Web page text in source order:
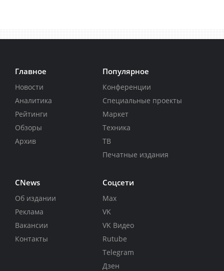
Главное
Новости
Аналитика
Рейтинги
Обзоры
Архив
Популярное
Конференции
Специальные проекты
Маркет
Техника
ТВ
Печатные издания
CNews
Об издании
Реклама
Вакансии
Контакты
Соцсети
Max
VK
VK Видео
Rutube
Telegram
Дзен